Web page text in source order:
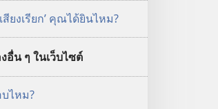
ยง​เรียก’ คุณ​ได้​ยิน​ไหม?
งอื่น ๆ ในเว็บไซต์
ไหม?